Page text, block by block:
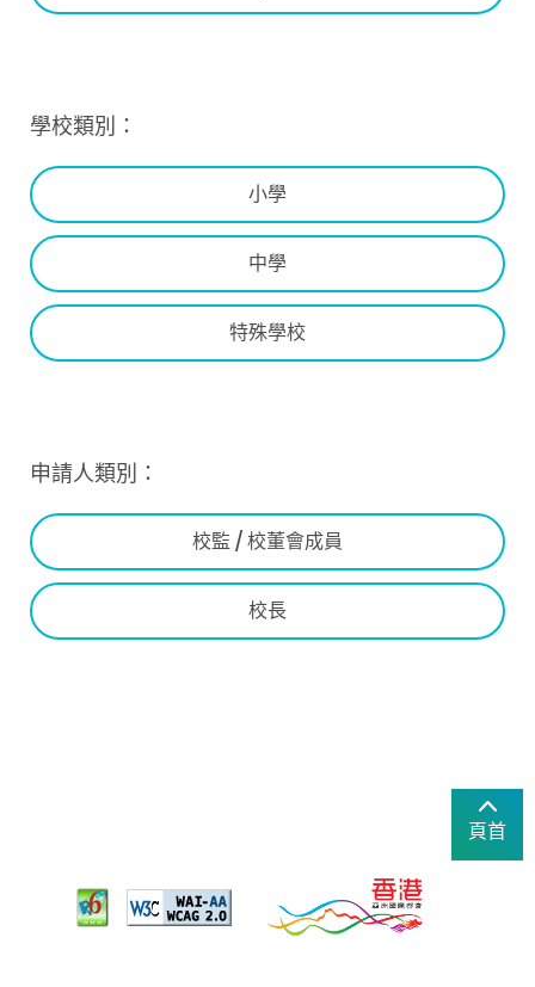
學校類別：
小學
中學
特殊學校
申請人類別：
校監 / 校董會成員
校長
頁首